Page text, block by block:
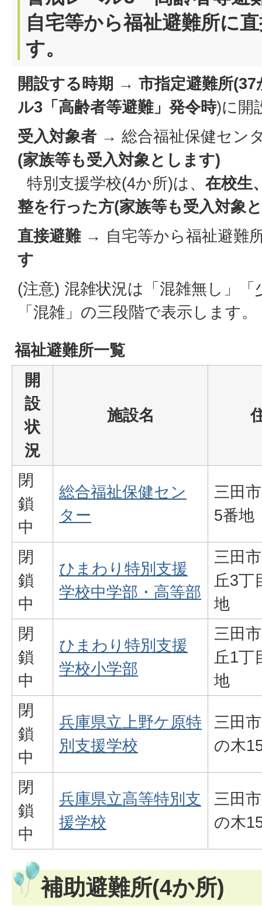
自宅等から福祉避難所に
す。
開設する時期 → 市指定避難所(37
ル3「高齢者等避難」発令時)に開
受入対象者 → 総合福祉保健セン
(家族等も受入対象とします)
特別支援学校(4か所)は、 在校生
整を行った方(家族等も受入対象
直接避難→ 自宅等から福祉避難
す
(注意) 混雑状況は「混雑無し」
「混雑」の三段階で表示します。
福祉避難所一覧
開
設
状
況
施設名
閉
鎖
中
総合福祉保健セン
ター
三田
5番地
閉
鎖
中
ひまわり特別支援
学校中学部・高等部
三田
丘3丁
地
閉
鎖
中
ひまわり特別支援
学校小学部
三田
丘1丁
地
閉
鎖
中
兵庫県立上野ケ原特
別支援学校
三田
の木
閉
鎖
中
兵庫県立高等特別支
援学校
三田
の木
補助避難所(4か所)